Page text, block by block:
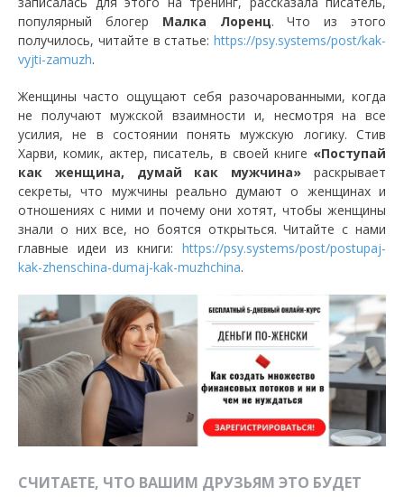
популярный блогер Малка Лоренц. Что из этого
получилось, читайте в статье: https://psy.systems/post/kak-
vyjti-zamuzh.
Женщины часто ощущают себя разочарованными, когда
не получают мужской взаимности и, несмотря на все
усилия, не в состоянии понять мужскую логику. Стив
Харви, комик, актер, писатель, в своей книге «Поступай
как женщина, думай как мужчина» раскрывает
секреты, что мужчины реально думают о женщинах и
отношениях с ними и почему они хотят, чтобы женщины
знали о них все, но боятся открыться. Читайте с нами
главные идеи из книги: https://psy.systems/post/postupaj-
kak-zhenschina-dumaj-kak-muzhchina.
СЧИТАЕТЕ, ЧТО ВАШИМ ДРУЗЬЯМ ЭТО БУДЕТ